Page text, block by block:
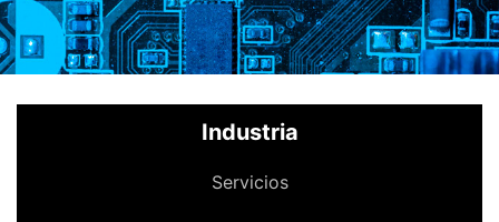
Industria
Servicios